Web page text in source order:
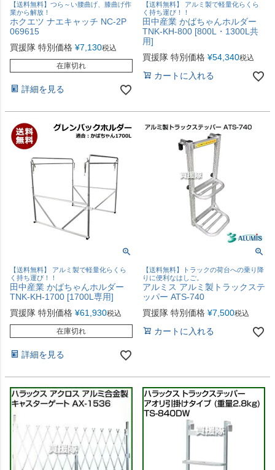
【送料無料】つら～い腰曲げ、膝曲げ作
業から解放！
ホクエツ ナエキャッチ NC-2P
069615
買援隊 特別価格 ¥7,130税込
在庫切れ
詳細を見る
【送料無料】 アルミ製で軽量化らくら
く持ち運び！！
田中産業 かばちゃんホルダー
TNK-KH-800 [800L・1300L共
用]
買援隊 特別価格 ¥54,340税込
カートに入れる
【送料無料】 アルミ製で軽量化らくら
く持ち運び！！
田中産業 かばちゃんホルダー
TNK-KH-1700 [1700L専用]
買援隊 特別価格 ¥61,930税込
在庫切れ
詳細を見る
【送料無料】トラックの荷台への乗り降
りに便利なはしご。
アルミス アルミ製トラックステ
ッパー ATS-740
買援隊 特別価格 ¥7,500税込
カートに入れる